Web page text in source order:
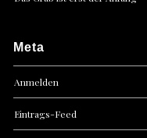
Meta
Anmelden
Eintrags-Feed